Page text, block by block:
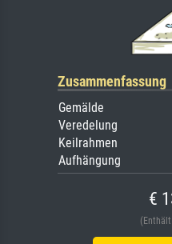
Zusammenfassung
Gemälde
Veredelung
Keilrahmen
Aufhängung
€